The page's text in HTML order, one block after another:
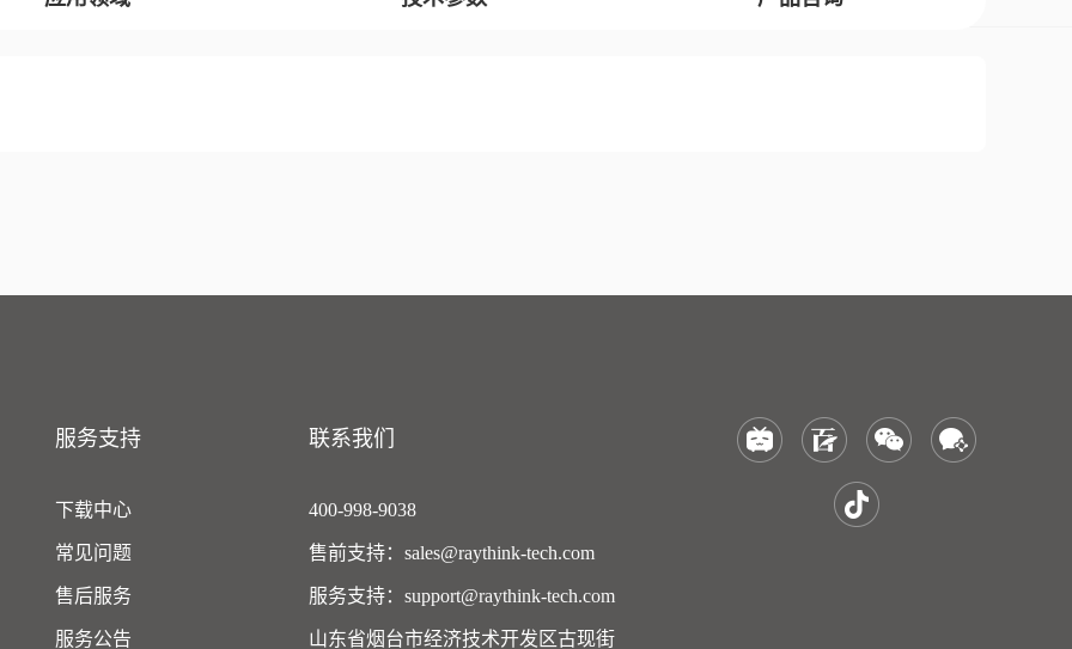
服务支持
下载中心
常见问题
售后服务
服务公告
联系我们
400-998-9038
售前支持：sales@raythink-tech.com
服务支持：support@raythink-tech.com
山东省烟台市经济技术开发区古现街